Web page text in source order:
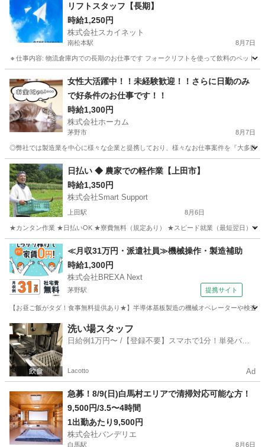
リフトスタッフ【長期】
時給1,250円
株式会社スカイネット
南松本駅 8月7日
🔸仕事内容: 物流倉庫内での長期のお仕事です フォークリフトを使って飲料のペット
南松本駅 仕分け スタッフ
女性大活躍中！！未経験歓迎！！さらに日勤のみ
で好条件のお仕事です！！
時給1,300円
株式会社ホーカム
茅野市 8月7日
◎弊社では製造業を中心に様々な企業と提携しており、様々なお仕事案件を『大多数
長野 茅野市 軽作業 ワンルーム
日払い ◆ 農家での軽作業【上田市】
時給1,350円
株式会社Smart Support
上田駅 8月6日
★カンタン作業 ★日払いOK ★寮費無料（規定あり） ★スピード就業（最短翌日） ■
長野 上田市 上田駅 仕分け 雑草
≪月収31万円・派遣社員≫機械操作・製造補助
時給1,300円
株式会社BREXA Next
茅野駅 提携サイト
【お昼ご飯がタダ！食事無料提供あり★】半導体基板製造の機械オペレーターや検
長野 茅野市 茅野駅 その他
洗い場スタッフ
日給例1万円〜 /【登録不要】スマホで1分！単発バイ
Lacotto Ad
急募！8/9(日)白馬村エリアで清掃対応可能な方！
9,500円/3.5〜4時間
1出勤あたり9,500円
株式会社バンデリエ
白馬駅 8月6日